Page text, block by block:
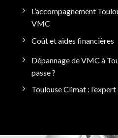
L’accompagnement
VMC
Coût et aides financières
Dépannage de VMC à
passe ?
Toulouse Climat :